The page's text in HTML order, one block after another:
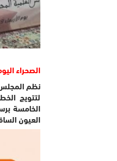
الصحراء
لتتويج
العيون